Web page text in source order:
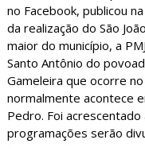
no Facebook, publicou
da realização do São
maior do município, a
Santo Antônio do
Gameleira que ocorre
normalmente acontece
Pedro. Foi
programações serão